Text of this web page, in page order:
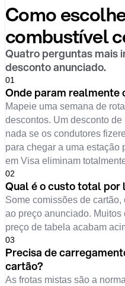
Como
combustível
Quatro perguntas mais
desconto anunciado.
01
Onde param realmente
Mapeie uma semana de
descontos. Um desconto
nada se os condutores
para chegar a uma estação
em Visa eliminam
02
Qual é o custo total por
Some comissões de
ao preço anunciado.
preço de tabela acabam
03
Precisa de
cartão?
As frotas mistas são a